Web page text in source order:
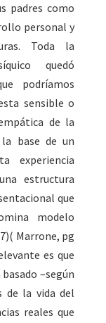
padres como
personal y
Toda la
quedó
podríamos
sensible o
de la
base de un
experiencia
estructura
que
modelo
Marrone, pg
es que
–según
de la vida del
reales que